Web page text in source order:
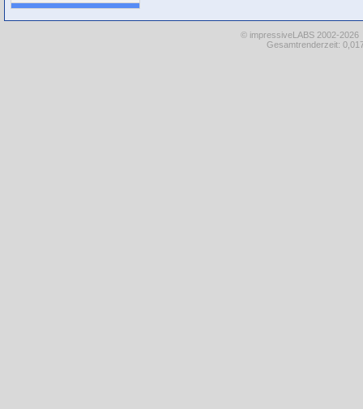
© impressiveLABS 2002-
Gesamtrenderzeit: